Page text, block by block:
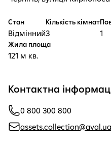
Стан
Відмінний
Кількість кімнат
3 1
Жила площа
121 м кв.
Контактна
0 800 300 800
assets.collection@aval.ua